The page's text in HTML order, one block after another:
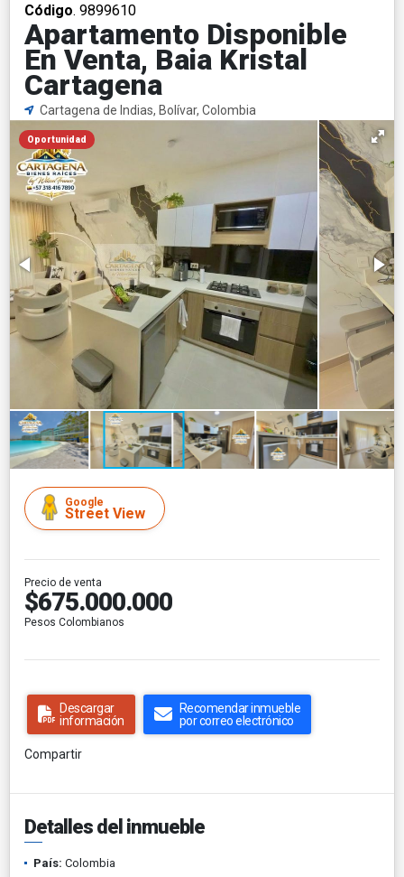
Código. 9899610
Apartamento Disponible
En Venta, Baia Kristal
Cartagena
Cartagena de Indias, Bolívar, Colombia
Oportunidad
Google
Street View
Precio de venta
$675.000.000
Pesos Colombianos
Descargar
información
Recomendar inmueble
por correo electrónico
Compartir
Detalles del inmueble
País: Colombia